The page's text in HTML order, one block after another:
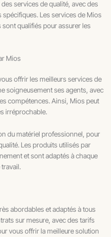
services de qualité, avec des
Les services de Mios
qualifiés pour assurer les
Mios
offrir les meilleurs services de
soigneusement ses agents, avec
compétences. Ainsi, Mios peut
irréprochable.
du matériel professionnel, pour
Les produits utilisés par
et sont adaptés à chaque
abordables et adaptés à tous
sur mesure, avec des tarifs
vous offrir la meilleure solution